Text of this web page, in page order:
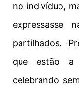
no indivíduo,
expressasse
partilhados.
que estão a
celebrando